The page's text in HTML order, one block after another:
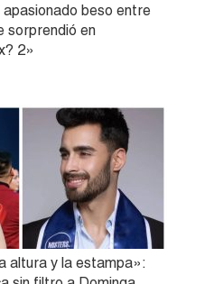
beso entre
sorprendió en
2»
altura y la estampa»: